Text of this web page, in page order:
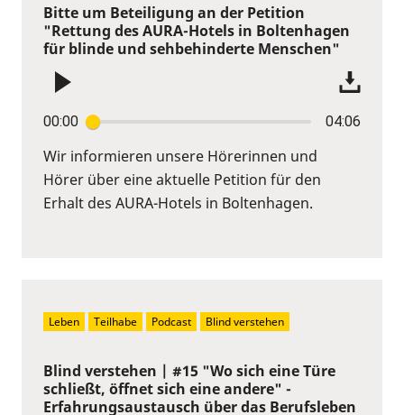
Bitte um Beteiligung an der Petition
"Rettung des AURA-Hotels in Boltenhagen
für blinde und sehbehinderte Menschen"
00:00 04:06
Wir informieren unsere Hörerinnen und
Hörer über eine aktuelle Petition für den
Erhalt des AURA-Hotels in Boltenhagen.
Blind verstehen | #15 "Wo sich eine Türe
schließt, öffnet sich eine andere" -
Erfahrungsaustausch über das Berufsleben
Leben Teilhabe Podcast Blind verstehen